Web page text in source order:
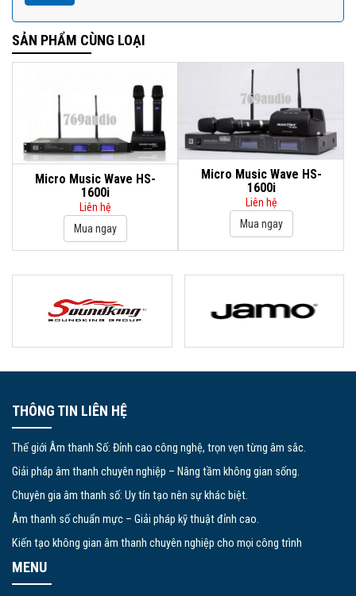
SẢN PHẨM CÙNG LOẠI
Micro Music Wave HS-
1600i
Liên hệ
Micro Music Wave HS-
1600i
Liên hệ
THÔNG TIN LIÊN HỆ
Thế giới Âm thanh Số: Đỉnh cao công nghệ, trọn vẹn từng âm sắc.
Giải pháp âm thanh chuyên nghiệp – Nâng tầm không gian sống.
Chuyên gia âm thanh số: Uy tín tạo nên sự khác biệt.
Âm thanh số chuẩn mực – Giải pháp kỹ thuật đỉnh cao.
Kiến tạo không gian âm thanh chuyên nghiệp cho mọi công trình
MENU